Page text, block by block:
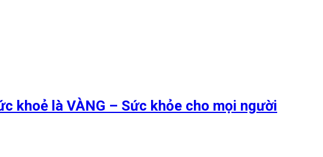
khoẻ là VÀNG – Sức khỏe cho mọi người